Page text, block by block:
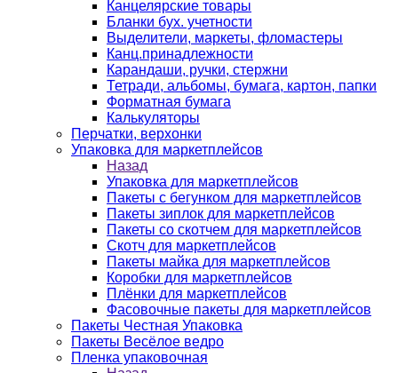
Канцелярские товары
Бланки бух. учетности
Выделители, маркеты, фломастеры
Канц.принадлежности
Карандаши, ручки, стержни
Тетради, альбомы, бумага, картон, папки
Форматная бумага
Калькуляторы
Перчатки, верхонки
Упаковка для маркетплейсов
Назад
Упаковка для маркетплейсов
Пакеты с бегунком для маркетплейсов
Пакеты зиплок для маркетплейсов
Пакеты со скотчем для маркетплейсов
Скотч для маркетплейсов
Пакеты майка для маркетплейсов
Коробки для маркетплейсов
Плёнки для маркетплейсов
Фасовочные пакеты для маркетплейсов
Пакеты Честная Упаковка
Пакеты Весёлое ведро
Пленка упаковочная